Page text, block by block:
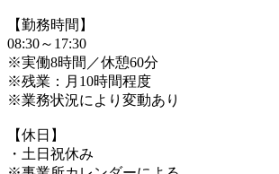
【勤務時間】
08:30～17:30
※実働8時間／休憩60分
※残業：月10時間程度
※業務状況により変動あり
【休日】
・土日祝休み